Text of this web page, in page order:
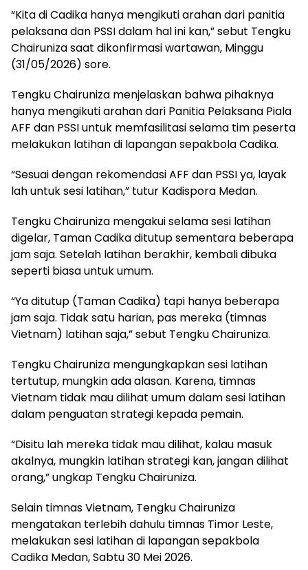
“Kita di Cadika hanya mengikuti arahan dari panitia
pelaksana dan PSSI dalam hal ini kan,” sebut Tengku
Chairuniza saat dikonfirmasi wartawan, Minggu
(31/05/2026) sore.
Tengku Chairuniza menjelaskan bahwa pihaknya
hanya mengikuti arahan dari Panitia Pelaksana Piala
AFF dan PSSI untuk memfasilitasi selama tim peserta
melakukan latihan di lapangan sepakbola Cadika.
“Sesuai dengan rekomendasi AFF dan PSSI ya, layak
lah untuk sesi latihan,” tutur Kadispora Medan.
Tengku Chairuniza mengakui selama sesi latihan
digelar, Taman Cadika ditutup sementara beberapa
jam saja. Setelah latihan berakhir, kembali dibuka
seperti biasa untuk umum.
“Ya ditutup (Taman Cadika) tapi hanya beberapa
jam saja. Tidak satu harian, pas mereka (timnas
Vietnam) latihan saja,” sebut Tengku Chairuniza.
Tengku Chairuniza mengungkapkan sesi latihan
tertutup, mungkin ada alasan. Karena, timnas
Vietnam tidak mau dilihat umum dalam sesi latihan
dalam penguatan strategi kepada pemain.
“Disitu lah mereka tidak mau dilihat, kalau masuk
akalnya, mungkin latihan strategi kan, jangan dilihat
orang,” ungkap Tengku Chairuniza.
Selain timnas Vietnam, Tengku Chairuniza
mengatakan terlebih dahulu timnas Timor Leste,
melakukan sesi latihan di lapangan sepakbola
Cadika Medan, Sabtu 30 Mei 2026.